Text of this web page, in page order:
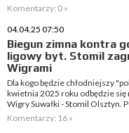
Komentarzy: 0 »
04.04.25 07:50
Biegun zimna kontra
ligowy byt. Stomil
Wigrami
Dla kogo będzie chłodniejszy
kwietnia 2025 roku odbędzie się
Wigry Suwałki - Stomil Olsztyn.
Komentarzy: 16 »